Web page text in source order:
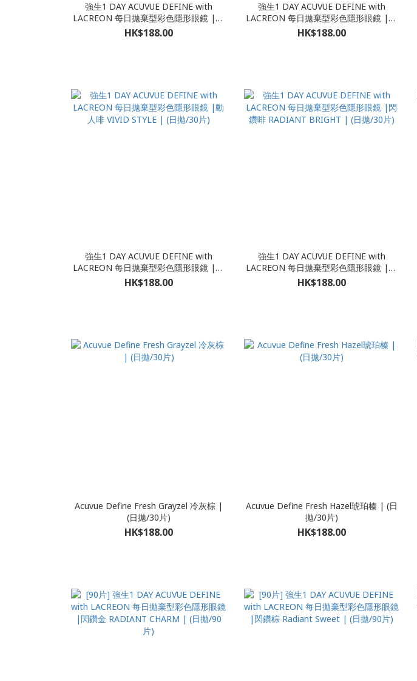
強生1 DAY ACUVUE DEFINE with
LACREON 每日拋棄型彩色隱形眼鏡 |亮
麗黑 Accent Style | (日拋/30片)
HK$188.00
強生1 DAY ACUVUE DEFINE with
LACREON 每日拋棄型彩色隱形眼鏡 |閃
鑽金 RADIANT CHARM | (日拋/30片)
HK$188.00
強生1 DAY ACUVUE DEFINE with
LACREON 每日拋棄型彩色隱形眼鏡 |動
人啡 VIVID STYLE | (日拋/30片)
HK$188.00
強生1 DAY ACUVUE DEFINE with
LACREON 每日拋棄型彩色隱形眼鏡 |閃
鑽啡 RADIANT BRIGHT | (日拋/30片)
HK$188.00
Acuvue Define Fresh Grayzel 冷灰棕 |
(日拋/30片)
HK$188.00
Acuvue Define Fresh Hazel琥珀榛 | (日
拋/30片)
HK$188.00